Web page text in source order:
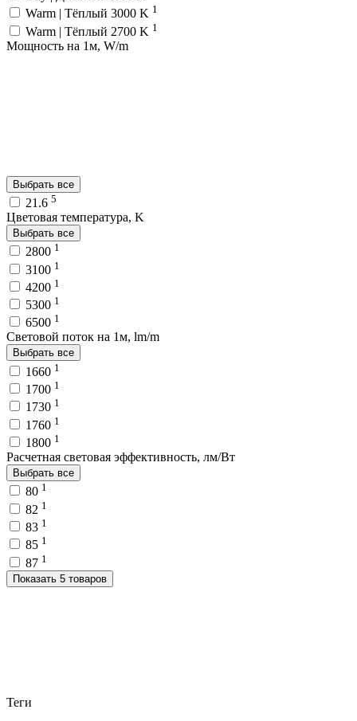
Warm | Тёплый 3000 K 1
Warm | Тёплый 2700 K 1
Мощность на 1м, W/m
Выбрать все
21.6 5
Цветовая температура, K
Выбрать все
2800 1
3100 1
4200 1
5300 1
6500 1
Световой поток на 1м, lm/m
Выбрать все
1660 1
1700 1
1730 1
1760 1
1800 1
Расчетная световая эффективность, лм/Вт
Выбрать все
80 1
82 1
83 1
85 1
87 1
Показать 5 товаров
Теги